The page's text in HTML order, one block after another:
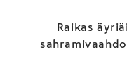
Raikas